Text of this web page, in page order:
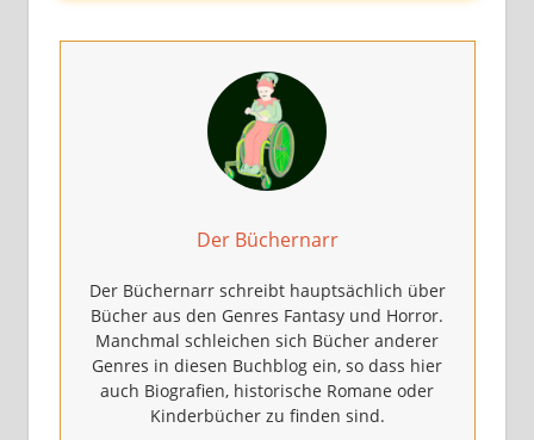
Der Büchernarr
Der Büchernarr schreibt haupt­säch­lich über
Bücher aus den Genres Fantasy und Horror.
Manchmal schlei­chen sich Bücher ande­rer
Genres in die­sen Buchblog ein, so dass hier
auch Biografien, his­to­ri­sche Romane oder
Kinderbücher zu fin­den sind.